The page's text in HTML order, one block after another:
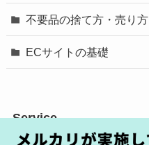
不要品の捨て方・売り方
ECサイトの基礎
Service